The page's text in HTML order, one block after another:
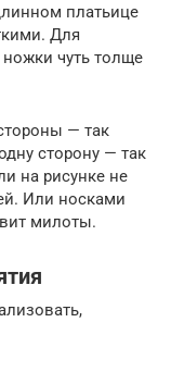
платьице
Для
чуть толще
— так
сторону — так
на рисунке не
Или носками
милоты.